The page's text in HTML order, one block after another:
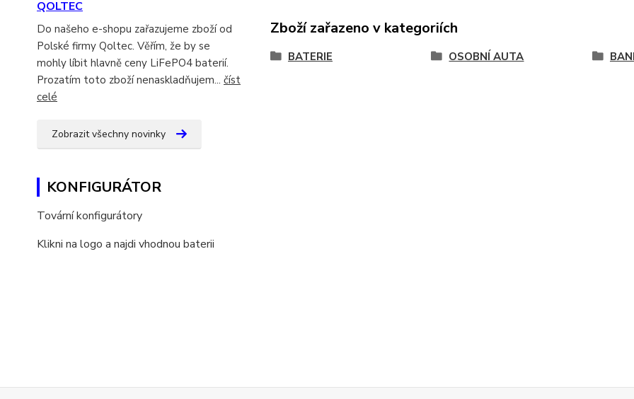
QOLTEC
Do našeho e-shopu zařazujeme zboží od
Polské firmy Qoltec. Věřím, že by se
mohly líbit hlavně ceny LiFePO4 baterií.
Prozatím toto zboží nenaskladňujem... číst
celé
Zobrazit všechny novinky
KONFIGURÁTOR
Tovární konfigurátory
Klikni na logo a najdi vhodnou baterii
Zboží zařazeno v kategoriích
BATERIE OSOBNÍ AUTA